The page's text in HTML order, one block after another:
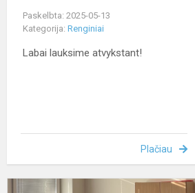
Paskelbta: 2025-05-13
Kategorija:Renginiai
Labai lauksime atvykstant!
Plačiau
Sveikatingumo